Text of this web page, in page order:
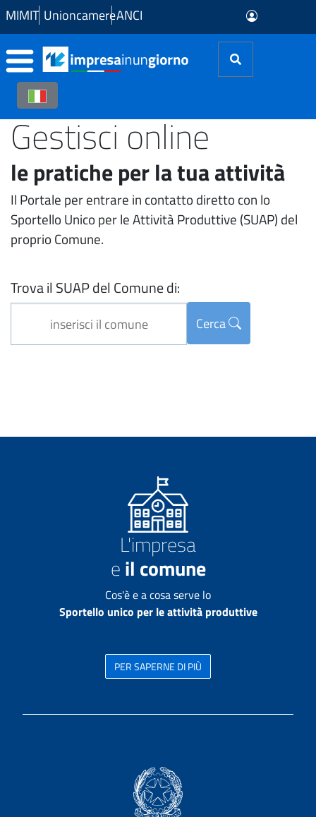
Skip to Main Content
MIMIT UnioncamereANCI
Gestisci online
le pratiche per la tua attività
Il Portale per entrare in contatto diretto con lo
Sportello Unico per le Attività Produttive (SUAP) del
proprio Comune.
Trova il SUAP del Comune di:
Cerca
L'impresa
eil comune
Cos'è e a cosa serve lo
Sportello unico per le attività produttive
PER SAPERNE DI PIÙ